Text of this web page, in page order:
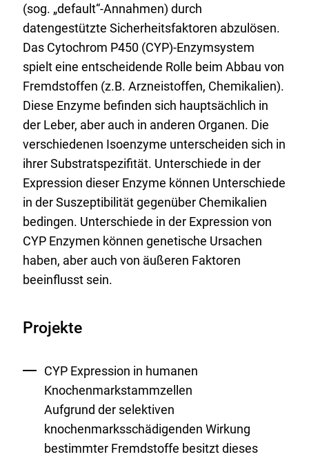
(sog. „default“-Annahmen) durch
datengestützte Sicherheitsfaktoren abzulösen.
Das Cytochrom P450 (CYP)-Enzymsystem
spielt eine entscheidende Rolle beim Abbau von
Fremdstoffen (z.B. Arzneistoffen, Chemikalien).
Diese Enzyme befinden sich hauptsächlich in
der Leber, aber auch in anderen Organen. Die
verschiedenen Isoenzyme unterscheiden sich in
ihrer Substratspezifität. Unterschiede in der
Expression dieser Enzyme können Unterschiede
in der Suszeptibilität gegenüber Chemikalien
bedingen. Unterschiede in der Expression von
CYP Enzymen können genetische Ursachen
haben, aber auch von äußeren Faktoren
beeinflusst sein.
Projekte
CYP Expression in humanen
Knochenmarkstammzellen
Aufgrund der selektiven
knochenmarksschädigenden Wirkung
bestimmter Fremdstoffe besitzt dieses